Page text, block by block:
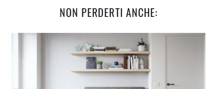
NON PERDERTI ANCHE: